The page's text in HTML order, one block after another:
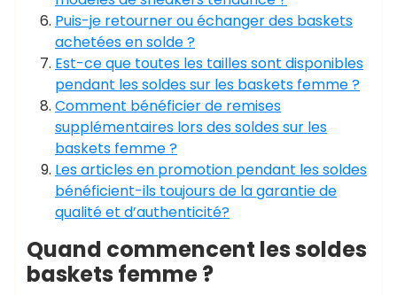
Puis-je retourner ou échanger des baskets
achetées en solde ?
Est-ce que toutes les tailles sont disponibles
pendant les soldes sur les baskets femme ?
Comment bénéficier de remises
supplémentaires lors des soldes sur les
baskets femme ?
Les articles en promotion pendant les soldes
bénéficient-ils toujours de la garantie de
qualité et d’authenticité?
Quand commencent les soldes
baskets femme ?